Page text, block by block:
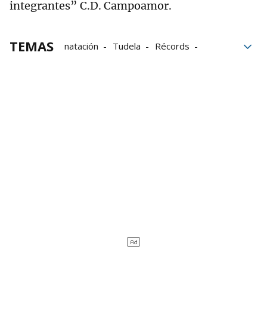
integrantes” C.D. Campoamor.
TEMAS natación Tudela
Récords